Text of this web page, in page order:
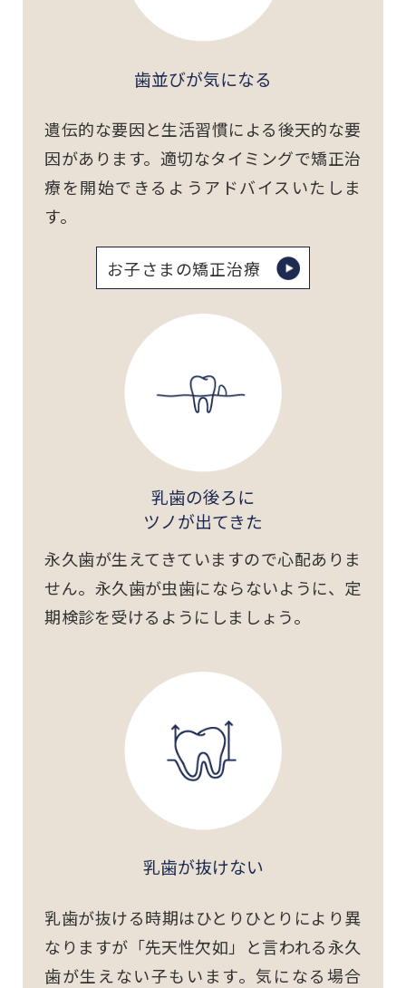
歯並びが気になる
遺伝的な要因と生活習慣による後天的な要
因があります。適切なタイミングで矯正治
療を開始できるようアドバイスいたしま
す。
お子さまの矯正治療
乳歯の後ろに
ツノが出てきた
永久歯が生えてきていますので心配ありま
せん。永久歯が虫歯にならないように、定
期検診を受けるようにしましょう。
乳歯が抜けない
乳歯が抜ける時期はひとりひとりにより異
なりますが「先天性欠如」と言われる永久
歯が生えない子もいます。気になる場合